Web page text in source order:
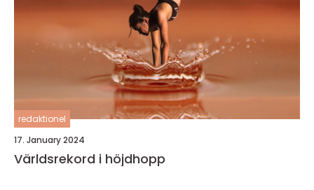
redaktionel
17. January 2024
Världsrekord i höjdhopp